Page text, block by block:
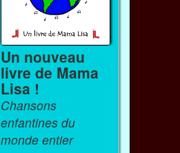
Un nouveau
livre de Mama
Lisa !
Chansons
enfantines du
monde entier